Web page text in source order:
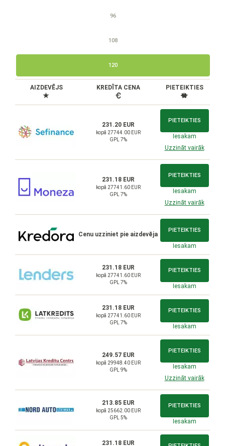
96
108
120
AIZDEVĒJS KREDĪTA CENA PIETEIKTIES
231.20 EUR
kopā 27744.00 EUR
GPL 7%
PIETEIKTIES
Iesakam
Uzzināt vairāk
231.18 EUR
kopā 27741.60 EUR
GPL 7%
PIETEIKTIES
Iesakam
Uzzināt vairāk
Cenu uzziniet pie aizdevēja
PIETEIKTIES
Iesakam
231.18 EUR
kopā 27741.60 EUR
GPL 7%
PIETEIKTIES
Iesakam
231.18 EUR
kopā 27741.60 EUR
GPL 7%
PIETEIKTIES
Iesakam
249.57 EUR
kopā 29948.40 EUR
GPL 9%
PIETEIKTIES
Iesakam
Uzzināt vairāk
213.85 EUR
kopā 25662.00 EUR
GPL 5%
PIETEIKTIES
Iesakam
231.18 EUR